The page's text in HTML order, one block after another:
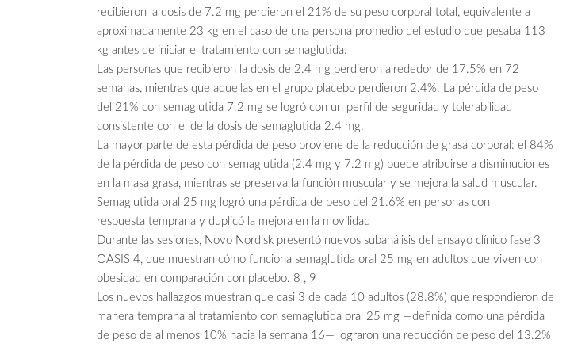
recibieron la dosis de 7.2 mg perdieron el 21% de su peso corporal total, equivalente a
aproximadamente 23 kg en el caso de una persona promedio del estudio que pesaba 113
kg antes de iniciar el tratamiento con semaglutida.
Las personas que recibieron la dosis de 2.4 mg perdieron alrededor de 17.5% en 72
semanas, mientras que aquellas en el grupo placebo perdieron 2.4%. La pérdida de peso
del 21% con semaglutida 7.2 mg se logró con un perfil de seguridad y tolerabilidad
consistente con el de la dosis de semaglutida 2.4 mg.
La mayor parte de esta pérdida de peso proviene de la reducción de grasa corporal: el 84%
de la pérdida de peso con semaglutida (2.4 mg y 7.2 mg) puede atribuirse a disminuciones
en la masa grasa, mientras se preserva la función muscular y se mejora la salud muscular.
Semaglutida oral 25 mg logró una pérdida de peso del 21.6% en personas con
respuesta temprana y duplicó la mejora en la movilidad
Durante las sesiones, Novo Nordisk presentó nuevos subanálisis del ensayo clínico fase 3
OASIS 4, que muestran cómo funciona semaglutida oral 25 mg en adultos que viven con
obesidad en comparación con placebo. 8 , 9
Los nuevos hallazgos muestran que casi 3 de cada 10 adultos (28.8%) que respondieron de
manera temprana al tratamiento con semaglutida oral 25 mg —definida como una pérdida
de peso de al menos 10% hacia la semana 16— lograron una reducción de peso del 13.2%